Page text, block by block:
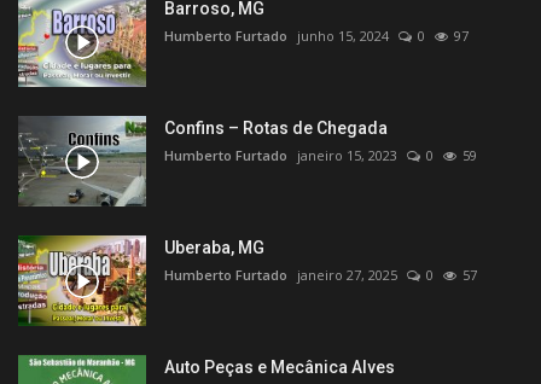
Barroso, MG
Humberto Furtado junho 15, 2024 0 97
Confins – Rotas de Chegada
Humberto Furtado janeiro 15, 2023 0 59
Uberaba, MG
Humberto Furtado janeiro 27, 2025 0 57
Auto Peças e Mecânica Alves